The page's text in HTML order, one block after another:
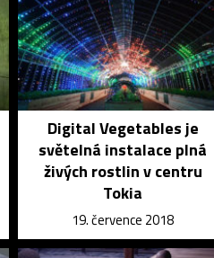
Digital Vegetables je
světelná instalace plná
živých rostlin v centru
Tokia
19. července 2018